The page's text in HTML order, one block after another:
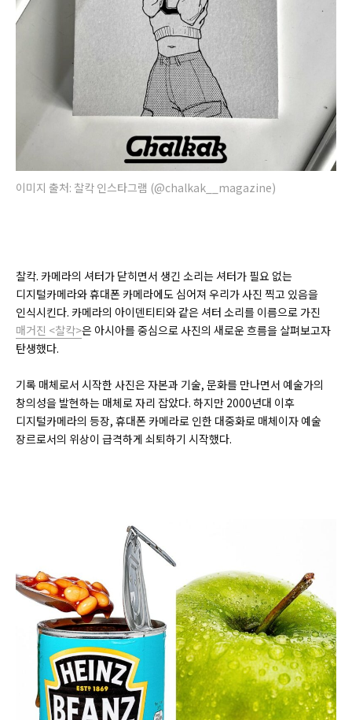
이미지 출처: 찰칵 인스타그램 (@chalkak__magazine)
찰칵. 카메라의 셔터가 닫히면서 생긴 소리는 셔터가 필요 없는
디지털카메라와 휴대폰 카메라에도 심어져 우리가 사진 찍고 있음을
인식시킨다. 카메라의 아이덴티티와 같은 셔터 소리를 이름으로 가진
매거진 <찰칵>은 아시아를 중심으로 사진의 새로운 흐름을 살펴보고자
탄생했다.
기록 매체로서 시작한 사진은 자본과 기술, 문화를 만나면서 예술가의
창의성을 발현하는 매체로 자리 잡았다. 하지만 2000년대 이후
디지털카메라의 등장, 휴대폰 카메라로 인한 대중화로 매체이자 예술
장르로서의 위상이 급격하게 쇠퇴하기 시작했다.